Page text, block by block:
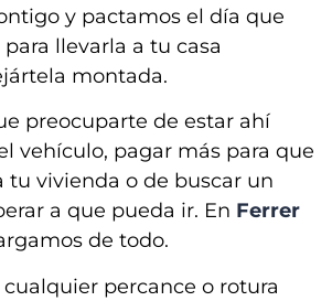
y pactamos el día que
llevarla a tu casa
montada.
preocuparte de estar ahí
vehículo, pagar más para que
tu vivienda o de buscar un
a que pueda ir. En Ferrer
de todo.
percance o rotura